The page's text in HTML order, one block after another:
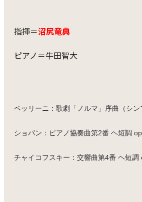
指揮＝沼尻竜典
ピアノ＝牛田智大
ベッリーニ：歌劇「ノルマ」序曲（シン
ショパン：ピアノ協奏曲第2番 ヘ短調
チャイコフスキー：交響曲第4番 ヘ短調